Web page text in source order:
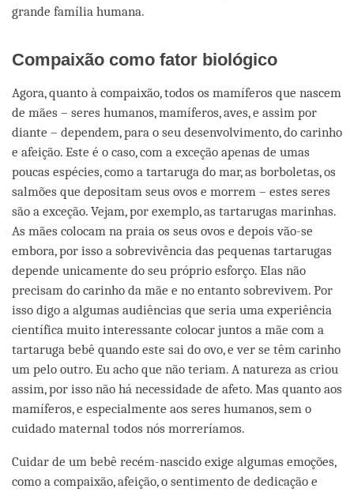
grande família humana.
Compaixão como fator biológico
Agora, quanto à compaixão, todos os mamíferos que nascem
de mães – seres humanos, mamíferos, aves, e assim por
diante – dependem, para o seu desenvolvimento, do carinho
e afeição. Este é o caso, com a exceção apenas de umas
poucas espécies, como a tartaruga do mar, as borboletas, os
salmões que depositam seus ovos e morrem – estes seres
são a exceção. Vejam, por exemplo, as tartarugas marinhas.
As mães colocam na praia os seus ovos e depois vão-se
embora, por isso a sobrevivência das pequenas tartarugas
depende unicamente do seu próprio esforço. Elas não
precisam do carinho da mãe e no entanto sobrevivem. Por
isso digo a algumas audiências que seria uma experiência
científica muito interessante colocar juntos a mãe com a
tartaruga bebê quando este sai do ovo, e ver se têm carinho
um pelo outro. Eu acho que não teriam. A natureza as criou
assim, por isso não há necessidade de afeto. Mas quanto aos
mamíferos, e especialmente aos seres humanos, sem o
cuidado maternal todos nós morreríamos.
Cuidar de um bebê recém-nascido exige algumas emoções,
como a compaixão, afeição, o sentimento de dedicação e